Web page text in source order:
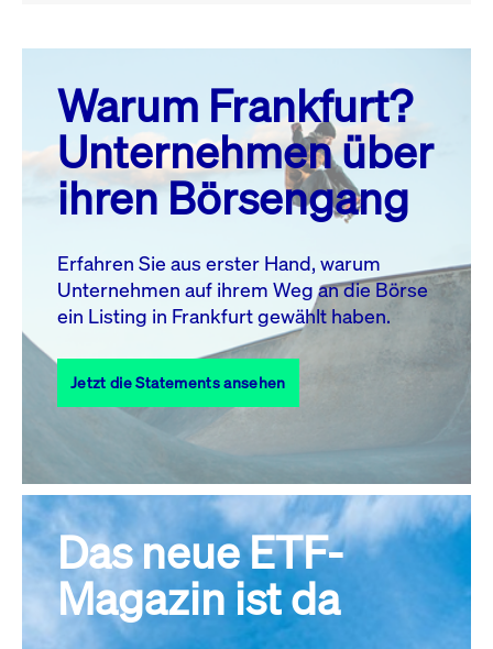
August 26
MO. DI. MI. DO. FR. SA. SO.
1
2
3
4 5 6 7 8
10 11 13 14
17
18 19 20 21 22
23
27 28
31
Alle Events
Warum Frankfurt?
Unternehmen über
ihren Börsengang
Erfahren Sie aus erster Hand, warum
Unternehmen auf ihrem Weg an die Börse
ein Listing in Frankfurt gewählt haben.
Jetzt die Statements ansehen
Das neue ETF-
Magazin ist da